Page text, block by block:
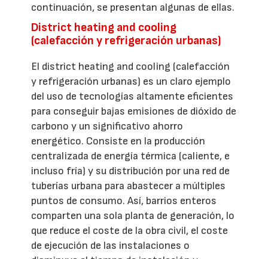
continuación, se presentan algunas de ellas.
District heating and cooling
(calefacción y refrigeración urbanas)
El district heating and cooling (calefacción
y refrigeración urbanas) es un claro ejemplo
del uso de tecnologías altamente eficientes
para conseguir bajas emisiones de dióxido de
carbono y un significativo ahorro
energético. Consiste en la producción
centralizada de energía térmica (caliente, e
incluso fría) y su distribución por una red de
tuberías urbana para abastecer a múltiples
puntos de consumo. Así, barrios enteros
comparten una sola planta de generación, lo
que reduce el coste de la obra civil, el coste
de ejecución de las instalaciones o